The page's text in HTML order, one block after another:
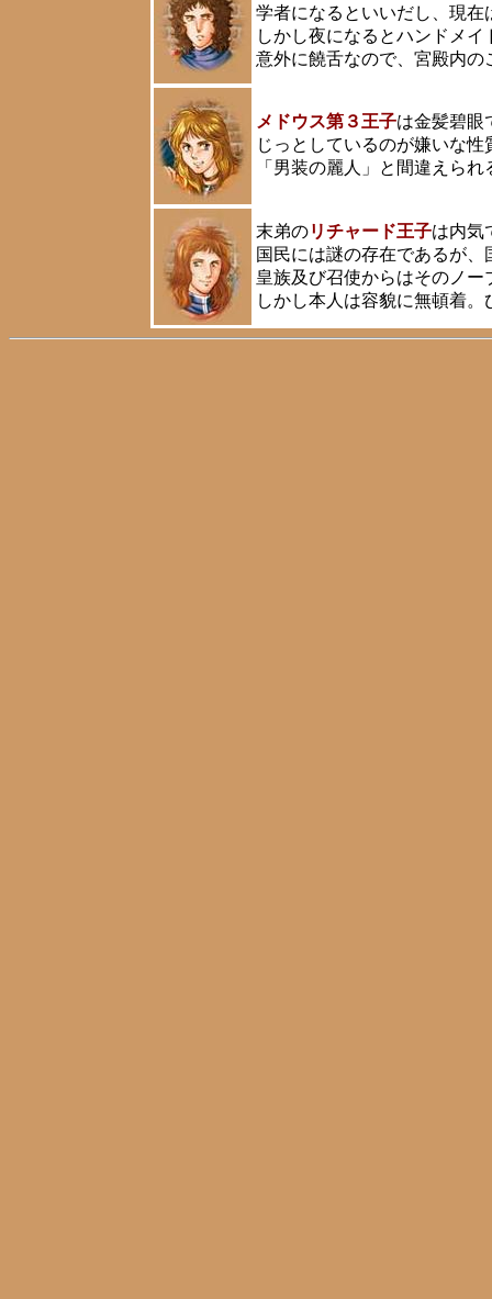
学者になるといいだし、現
しかし夜になるとハンドメ
意外に饒舌なので、宮殿内
メドウス第３王子は金髪碧眼
じっとしているのが嫌いな
「男装の麗人」と間違えら
末弟のリチャード王子は内気
国民には謎の存在であるが
皇族及び召使からはそのノ
しかし本人は容貌に無頓着